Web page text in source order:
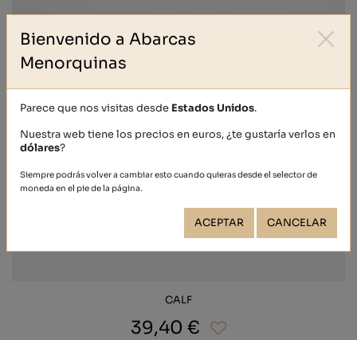
CALF
39,40 €
Bienvenido a Abarcas
Menorquinas
Parece que nos visitas desde Estados Unidos.
Nuestra web tiene los precios en euros, ¿te gustaría verlos en
dólares?
Siempre podrás volver a cambiar esto cuando quieras desde el selector de
moneda en el pie de la página.
ACEPTAR CANCELAR